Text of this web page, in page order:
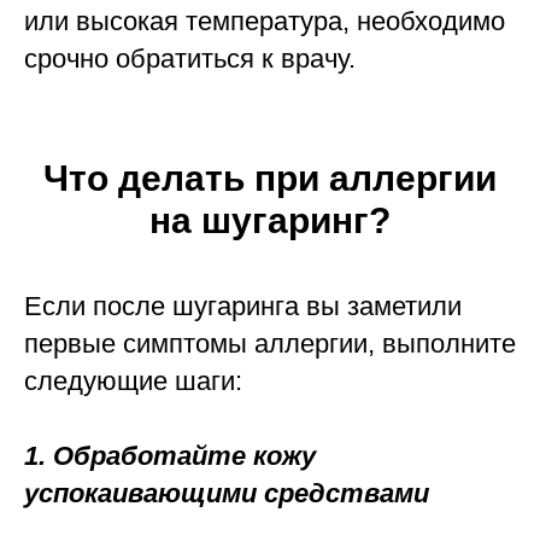
или высокая температура, необходимо
срочно обратиться к врачу.
Что делать при аллергии
на шугаринг?
Если после шугаринга вы заметили
первые симптомы аллергии, выполните
следующие шаги:
1. Обработайте кожу
успокаивающими средствами